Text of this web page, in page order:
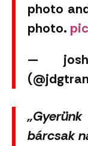
photo
photo.
—
bárcsak